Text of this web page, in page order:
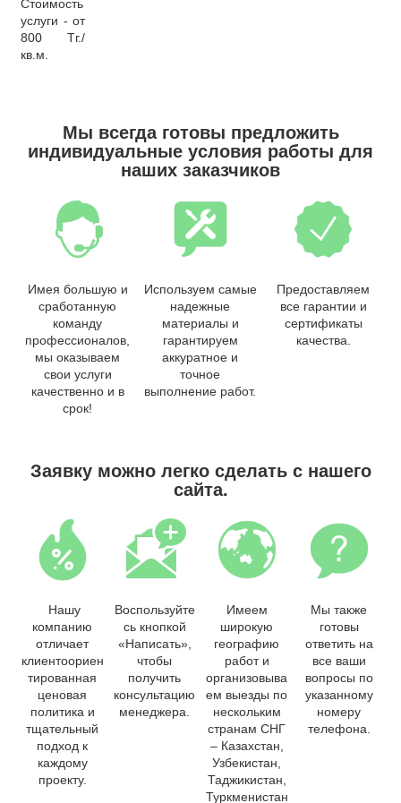
Стоимость
услуги - от
800 Тг./
кв.м.
Мы всегда готовы предложить
индивидуальные условия работы для
наших заказчиков
Имея большую и
сработанную
команду
профессионалов,
мы оказываем
свои услуги
качественно и в
срок!
Используем самые
надежные
материалы и
гарантируем
аккуратное и
точное
выполнение работ.
Предоставляем
все гарантии и
сертификаты
качества.
Заявку можно легко сделать с нашего
сайта.
Нашу
компанию
отличает
клиентоориен
тированная
ценовая
политика и
тщательный
подход к
каждому
проекту.
Воспользуйте
сь кнопкой
«Написать»,
чтобы
получить
консультацию
менеджера.
Имеем
широкую
географию
работ и
организовыва
ем выезды по
нескольким
странам СНГ
– Казахстан,
Узбекистан,
Таджикистан,
Туркменистан
Мы также
готовы
ответить на
все ваши
вопросы по
указанному
номеру
телефона.